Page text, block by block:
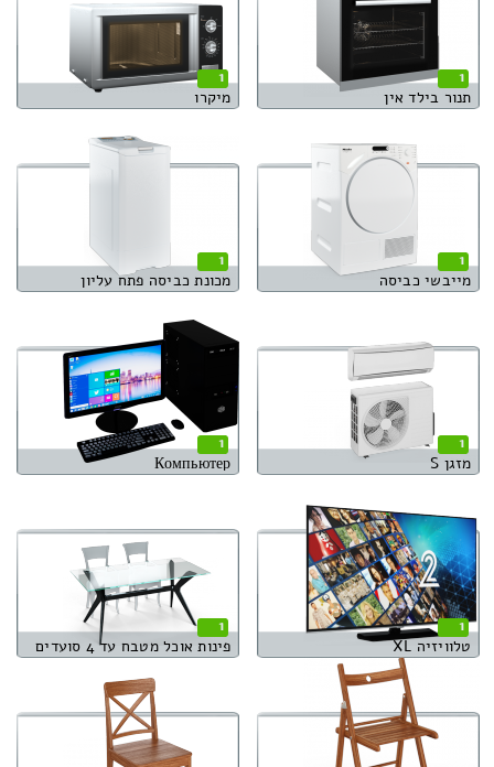
1
תנור בילד אין
1
מיקרו
1
מייבשי כביסה
1
מכונת כביסה פתח עליון
1
מזגן S
1
Компьютер
1
טלוויזיה XL
1
פינות אוכל מטבח עד 4 סועדים